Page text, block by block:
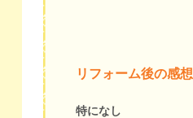
リフォーム後の感想
特になし